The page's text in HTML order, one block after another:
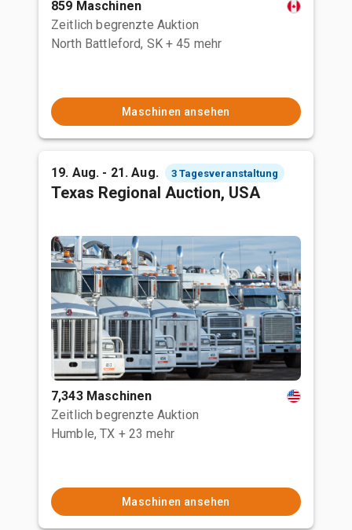
859 Maschinen
Zeitlich begrenzte Auktion
North Battleford, SK + 45 mehr
Maschinen ansehen
19. Aug. - 21. Aug. 3 Tagesveranstaltung
Texas Regional Auction, USA
7,343 Maschinen
Zeitlich begrenzte Auktion
Humble, TX + 23 mehr
Maschinen ansehen